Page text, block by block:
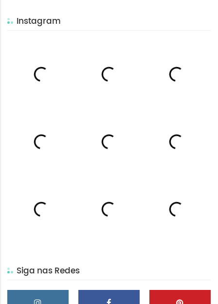
Instagram
Siga nas Redes